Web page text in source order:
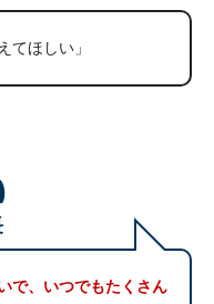
てほしい」
で、いつでもたくさん